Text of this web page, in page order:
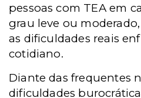
pessoas com TEA em
grau leve ou
as dificuldades reais
cotidiano.
Diante das frequentes
dificuldades